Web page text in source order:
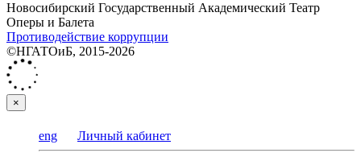
Новосибирский Государственный Академический Театр
Оперы и Балета
Противодействие коррупции
©НГАТОиБ, 2015-2026
×
eng Личный кабинет